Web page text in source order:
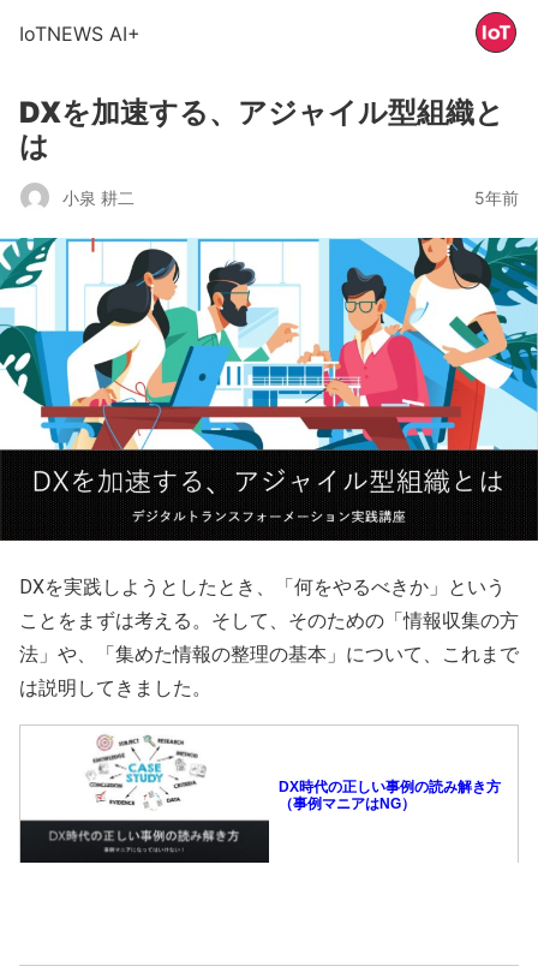
IoTNEWS AI+
DXを加速する、アジャイル型組織と
は
小泉 耕二 5年前
DXを実践しようとしたとき、「何をやるべきか」という
ことをまずは考える。そして、そのための「情報収集の方
法」や、「集めた情報の整理の基本」について、これまで
は説明してきました。